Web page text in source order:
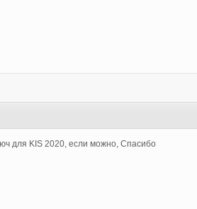
для KIS 2020, если можно, Спасибо